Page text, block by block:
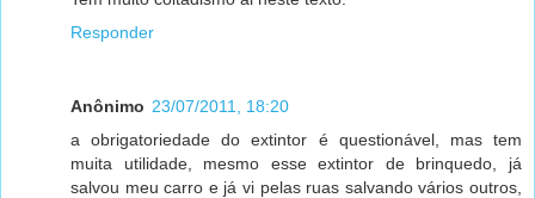
Responder
Anônimo 23/07/2011, 18:20
a obrigatoriedade do extintor é questionável, mas tem
muita utilidade, mesmo esse extintor de brinquedo, já
salvou meu carro e já vi pelas ruas salvando vários outros,